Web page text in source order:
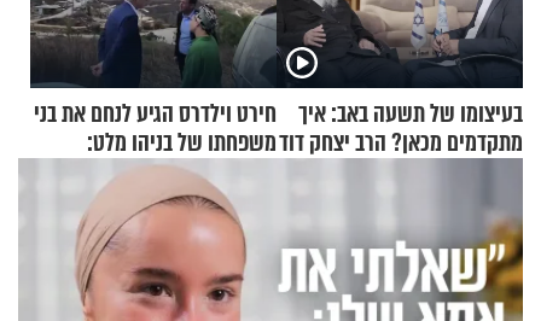
בעיצומו של תשעה באב: איך
מתקדמים מכאן? הרב יצחק דוד
חירט וילדרס הגיע לנחם את בני
משפחתו של בניהו מלט:
"מיליונים באירופה תומכים